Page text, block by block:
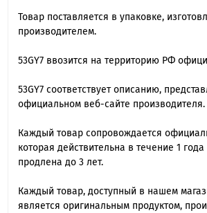
Товар поставляется в упаковке,
производителем.
53GY7 ввозится на территорию РФ
53GY7 cоответствует описанию,
официальном веб-сайте производителя.
Каждый товар сопровождается
которая действительна в течение 1
продлена до 3 лет.
Каждый товар, доступный в нашем
является оригинальным продуктом,